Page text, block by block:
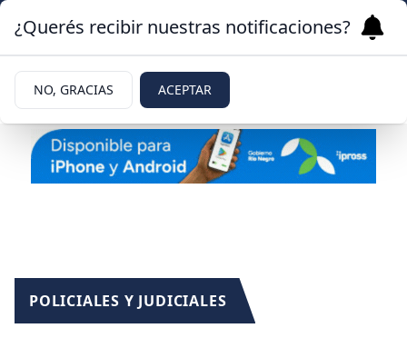
POLICIALES Y JUDICIALES
¿Querés recibir nuestras notificaciones?
NO, GRACIAS ACEPTAR